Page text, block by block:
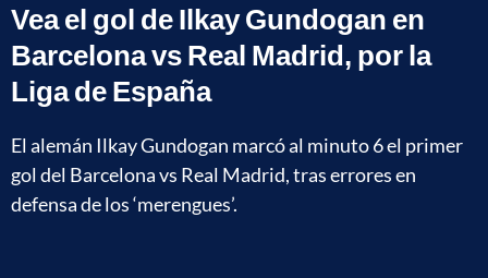
Vea el gol de Ilkay Gundogan en
Barcelona vs Real Madrid, por la
Liga de España
El alemán Ilkay Gundogan marcó al minuto 6 el primer
gol del Barcelona vs Real Madrid, tras errores en
defensa de los ‘merengues’.